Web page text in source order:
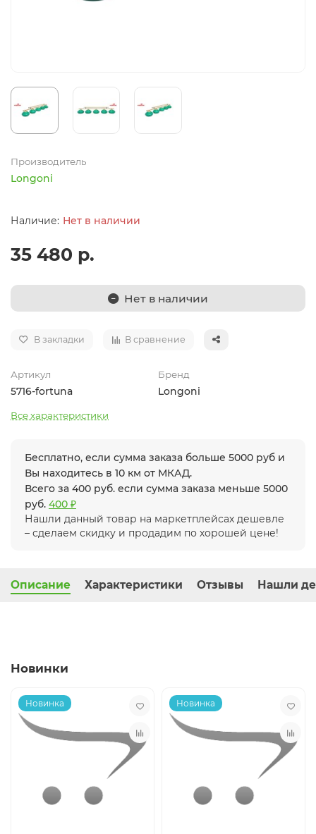
Производитель
Longoni
Нет в наличии
35 480 р.
Нет в наличии
В закладки В сравнение
Артикул
5716-fortuna
Бренд
Longoni
Все характеристики
Бесплатно, если сумма заказа больше 5000 руб и
Вы находитесь в 10 км от МКАД.
Всего за 400 руб. если сумма заказа меньше 5000
руб. 400 ₽
Нашли данный товар на маркетплейсах дешевле
– сделаем скидку и продадим по хорошей цене!
Описание Характеристики Отзывы Нашли
Новинки
Новинка Новинка